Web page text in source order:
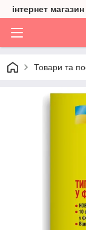
інтернет
Товари та